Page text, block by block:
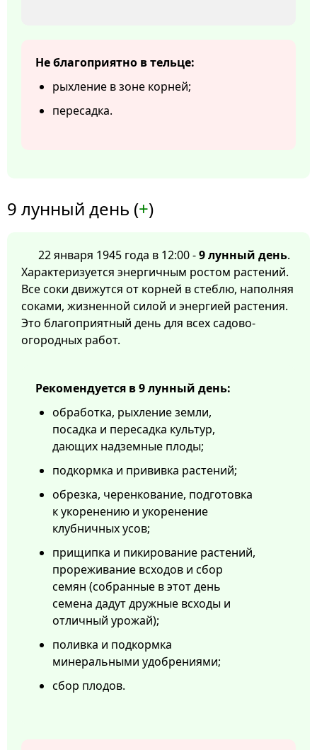
Не благоприятно в тельце:
рыхление в зоне корней;
пересадка.
9 лунный день (+)
22 января 1945 года в 12:00 -9 лунный день.
Характеризуется энергичным ростом растений.
Все соки движутся от корней в стеблю, наполняя
соками, жизненной силой и энергией растения.
Это благоприятный день для всех садово-
огородных работ.
Рекомендуется в 9 лунный день:
обработка, рыхление земли,
посадка и пересадка культур,
дающих надземные плоды;
подкормка и прививка растений;
обрезка, черенкование, подготовка
к укоренению и укоренение
клубничных усов;
прищипка и пикирование растений,
прореживание всходов и сбор
семян (собранные в этот день
семена дадут дружные всходы и
отличный урожай);
поливка и подкормка
минеральными удобрениями;
сбор плодов.